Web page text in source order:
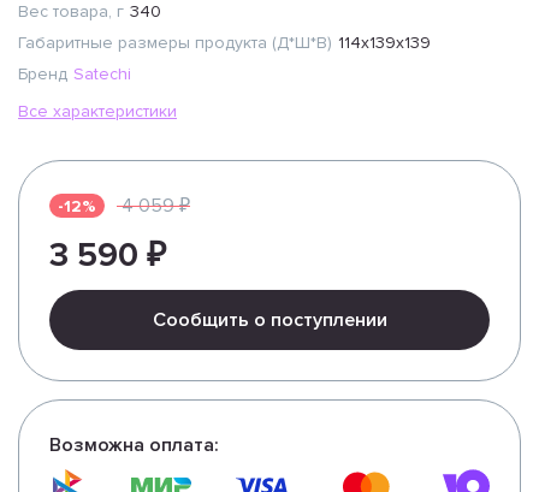
Вес товара, г 340
Габаритные размеры продукта (Д*Ш*В) 114х139х139
Бренд Satechi
Все характеристики
-12% 4 059 ₽
3 590 ₽
Сообщить о поступлении
Возможна оплата: